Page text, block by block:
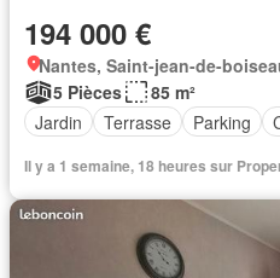
194 000 €
Nantes, Saint-jean-de-
5 Pièces
85 m²
Jardin
Terrasse Parking
Il y a 1 semaine, 18 heures sur